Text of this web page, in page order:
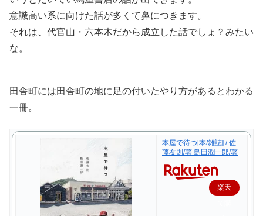
意識高い系に向けた話が多くて鼻につきます。
それは、代官山・六本木だから成立した話でしょ？みたい
な。
田舎町には田舎町の地に足の付いたやり方があるとわかる
一冊。
本屋で待つ[本/雑誌] / 佐
藤友則/著 島田潤一郎/著
楽天